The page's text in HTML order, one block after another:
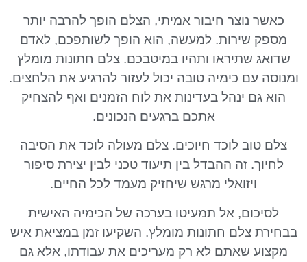
כאשר נוצר חיבור אמיתי, הצלם הופך להרבה יותר
מספק שירות. למעשה, הוא הופך לשותפכם, לאדם
שדואג שתיראו ותהיו במיטבכם. צלם חתונות מומלץ
ומנוסה עם כימיה טובה יכול לעזור להרגיע את הלחצים.
הוא גם ינהל בעדינות את לוח הזמנים ואף להצחיק
אתכם ברגעים הנכונים.
צלם טוב לוכד חיוכים. צלם מעולה לוכד את הסיבה
לחיוך. זה ההבדל בין תיעוד טכני לבין יצירת סיפור
ויזואלי מרגש שיחזיק מעמד לכל החיים.
לסיכום, אל תמעיטו בערכה של הכימיה האישית
בבחירת צלם חתונות מומלץ. השקיעו זמן במציאת איש
מקצוע שאתם לא רק מעריכים את עבודתו, אלא גם